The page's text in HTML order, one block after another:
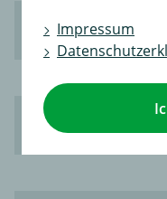
Presseberichte
Presseberichte
Impressum